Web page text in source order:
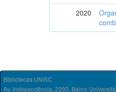
2020
Bibliotecas UNISC
Av. Independência, 2293, Bairro